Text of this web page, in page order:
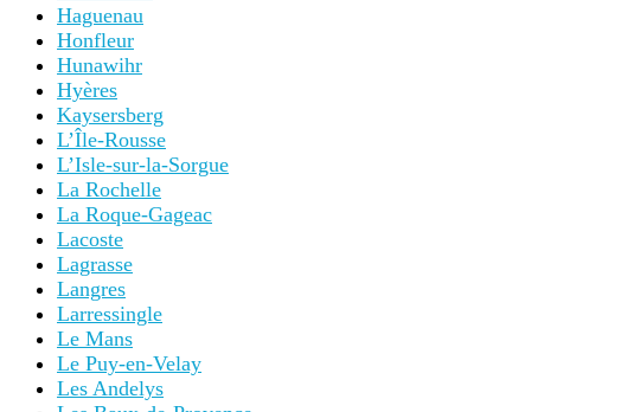
Haguenau
Honfleur
Hunawihr
Hyères
Kaysersberg
L’Île-Rousse
L’Isle-sur-la-Sorgue
La Rochelle
La Roque-Gageac
Lacoste
Lagrasse
Langres
Larressingle
Le Mans
Le Puy-en-Velay
Les Andelys